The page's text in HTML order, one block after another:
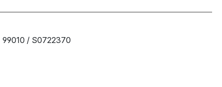
99010 / S0722370